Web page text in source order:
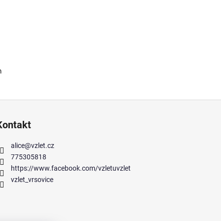
alice@vzlet.cz
775305818
https://www.facebook.com/vzletuvzlet
vzlet_vrsovice